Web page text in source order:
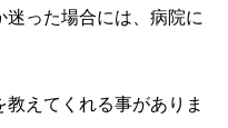
迷った場合には、病院に
えてくれる事がありま